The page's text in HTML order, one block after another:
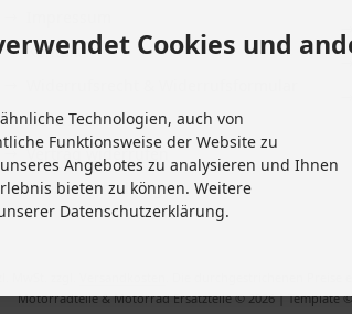
Kontakt
Lieferzeit
Vertrag widerrufen
Cookie Einstellungen
Motorradteile & Motorrad Ersatzteile © 2026 | Template
Cookies und
Technologien, auch von
Funktionsweise der Website zu
Angebotes zu analysieren und Ihnen
bieten zu können. Weitere
Datenschutzerklärung.